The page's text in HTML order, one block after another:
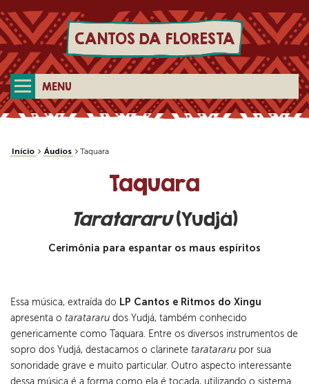
CANTOS DA FLORESTA
MENU
Início Áudios Taquara
Taquara
Taratararu(Yudjá)
Cerimônia para espantar os maus espíritos
Essa música, extraída do LP Cantos e Ritmos do Xingu
apresenta o taratararu dos Yudjá, também conhecido
genericamente como Taquara. Entre os diversos instrumentos de
sopro dos Yudjá, destacamos o clarinete taratararu por sua
sonoridade grave e muito particular. Outro aspecto interessante
dessa música é a forma como ela é tocada, utilizando o sistema